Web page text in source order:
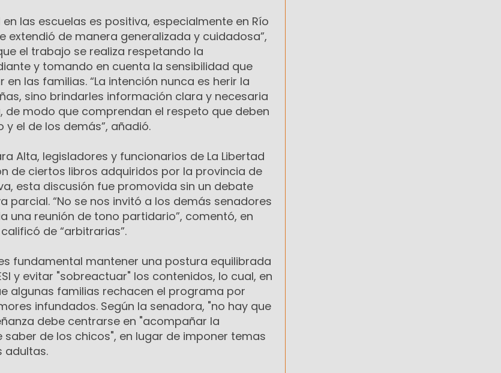
en las escuelas es positiva, especialmente en Río
extendió de manera generalizada y cuidadosa”,
el trabajo se realiza respetando la
y tomando en cuenta la sensibilidad que
las familias. “La intención nunca es herir la
sino brindarles información clara y necesaria
de modo que comprendan el respeto que deben
el de los demás”, añadió.
Alta, legisladores y funcionarios de La Libertad
de ciertos libros adquiridos por la provincia de
esta discusión fue promovida sin un debate
parcial. “No se nos invitó a los demás senadores
una reunión de tono partidario”, comentó, en
de “arbitrarias”.
fundamental mantener una postura equilibrada
y evitar "sobreactuar" los contenidos, lo cual, en
algunas familias rechacen el programa por
infundados. Según la senadora, "no hay que
debe centrarse en "acompañar la
de los chicos", en lugar de imponer temas
adultas.